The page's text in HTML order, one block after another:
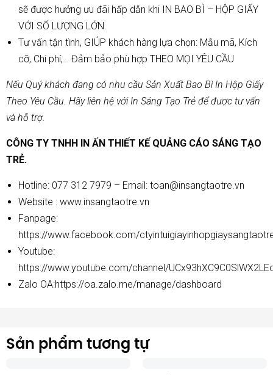
sẽ được hưởng ưu đãi hấp dẫn khi IN BAO BÌ – HỘP GIẤY
VỚI SỐ LƯỢNG LỚN.
Tư vấn tận tình, GIÚP khách hàng lựa chọn: Mẫu mã, Kích
cỡ, Chi phí,… Đảm bảo phù hợp THEO MỌI YÊU CẦU
Nếu Quý khách đang có nhu cầu Sản Xuất Bao Bì In Hộp Giấy
Theo Yêu Cầu. Hãy liên hệ với In Sáng Tạo Trẻ để được tư vấn
và hỗ trợ.
CÔNG TY TNHH IN ẤN THIẾT KẾ QUẢNG CÁO SÁNG TẠO
TRẺ.
Hotline: 077 312 7979 – Email: toan@insangtaotre.vn
Website : www.insangtaotre.vn
Fanpage:
https://www.facebook.com/
Youtube:
https://www.youtube.com/channel/
Zalo OA:https://oa.zalo.me/manage/dashboard
Sản phẩm tương tự